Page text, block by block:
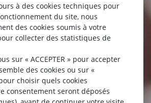
GUÉRIN &
- BORDEAUX
à des cookies techniques pour
du site, nous
des cookies soumis à votre
collecter des statistiques de
sur « ACCEPTER » pour accepter
des cookies ou sur «
pour choisir quels cookies
consentement seront déposés